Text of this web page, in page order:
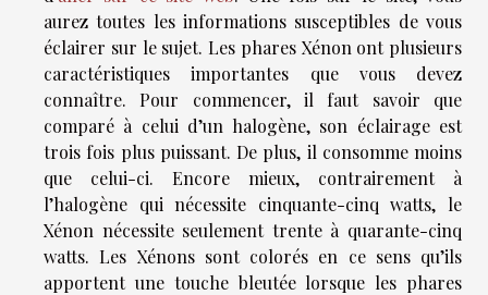
aurez toutes les informations susceptibles de vous
éclairer sur le sujet. Les phares Xénon ont plusieurs
caractéristiques importantes que vous devez
connaître. Pour commencer, il faut savoir que
comparé à celui d’un halogène, son éclairage est
trois fois plus puissant. De plus, il consomme moins
que celui-ci. Encore mieux, contrairement à
l’halogène qui nécessite cinquante-cinq watts, le
Xénon nécessite seulement trente à quarante-cinq
watts. Les Xénons sont colorés en ce sens qu’ils
apportent une touche bleutée lorsque les phares